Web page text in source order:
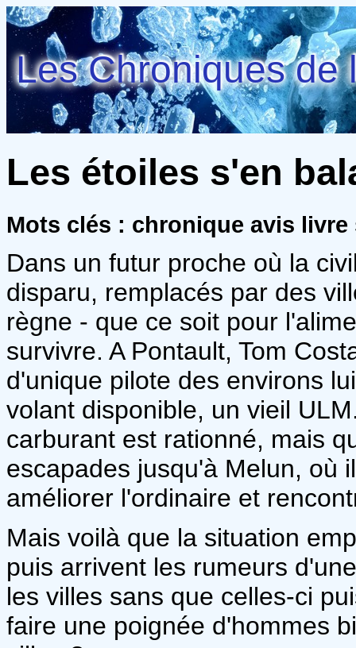
Les Chroniques de
Les étoiles s'en
Mots clés : chronique avis
Dans un futur proche où la
disparu, remplacés par des
règne - que ce soit pour
survivre. A Pontault, Tom
d'unique pilote des environs
volant disponible, un vieil
carburant est rationné, mais
escapades jusqu'à Melun, où
améliorer l'ordinaire et
Mais voilà que la situation
puis arrivent les rumeurs
les villes sans que celles-ci
faire une poignée d'hommes